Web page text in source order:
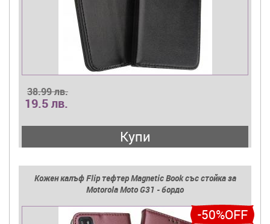
38.99 лв.
19.5 лв.
Купи
Кожен калъф Flip тефтер Magnetic Book със стойка за
Motorola Moto G31 - бордо
-50%OFF